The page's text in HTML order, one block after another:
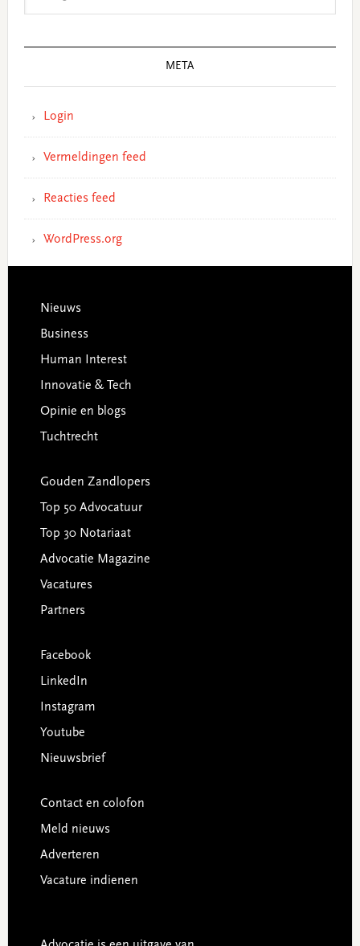
META
Login
Vermeldingen feed
Reacties feed
WordPress.org
Footer
Nieuws
Business
Human Interest
Innovatie & Tech
Opinie en blogs
Tuchtrecht
Gouden Zandlopers
Top 50 Advocatuur
Top 30 Notariaat
Advocatie Magazine
Vacatures
Partners
Facebook
LinkedIn
Instagram
Youtube
Nieuwsbrief
Contact en colofon
Meld nieuws
Adverteren
Vacature indienen